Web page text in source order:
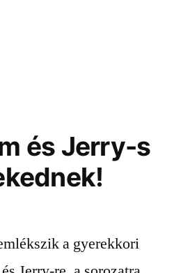
és Jerry-s
a gyerekkori